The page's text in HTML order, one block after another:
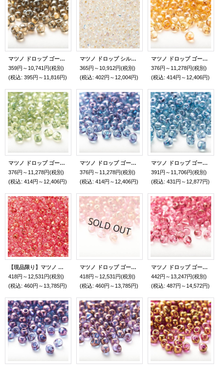
マツノ ドロップ ゴールドラスター
359円～10,741円(税別)
(税込: 395円～11,816円)
マツノ ドロップ シルバーライン RB
365円～10,912円(税別)
(税込: 402円～12,004円)
マツノ ドロップ ゴールドラスター
376円～11,278円(税別)
(税込: 414円～12,406円)
マツノ ドロップ ゴールドラスター
376円～11,278円(税別)
(税込: 414円～12,406円)
マツノ ドロップ ゴールドラスター
376円～11,278円(税別)
(税込: 414円～12,406円)
マツノ ドロップ ゴールドラスター
391円～11,706円(税別)
(税込: 431円～12,877円)
【現品限り】マツノ ドロップ ゴールドラスター ロットB
418円～12,531円(税別)
(税込: 460円～13,785円)
マツノ ドロップ ゴールドラスター ロットA
418円～12,531円(税別)
(税込: 460円～13,785円)
マツノ ドロップ ゴールドラスター
442円～13,247円(税別)
(税込: 487円～14,572円)